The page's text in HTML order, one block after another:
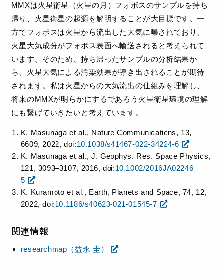
MMXは火星衛星（火星の月）フォボスのサンプルを持ち
帰り、火星衛星の起源を解明することが大目標です。一
方でフォボスは火星から流出した大気に曝されており、
火星大気成分がフォボス表面へ輸送されると考えられて
います。そのため、持ち帰ったサンプルの分析結果か
ら、火星大気による汚染効果が導き出されることが期待
されます。私は火星からの大気流出の仕組みを理解し、
将来のMMXが明らかにするであろう火星衛星環境の理解
にも繋げていきたいと考えています。
K. Masunaga et al., Nature Communications, 13,
6609, 2022, doi:10.1038/s41467-022-34224-6
K. Masunaga et al., J. Geophys. Res. Space Physics,
121, 3093–3107, 2016, doi:10.1002/2016JA02246
5
K. Kuramoto et al., Earth, Planets and Space, 74, 12,
2022, doi:10.1186/s40623-021-01545-7
関連情報
researchmap（益永 圭）